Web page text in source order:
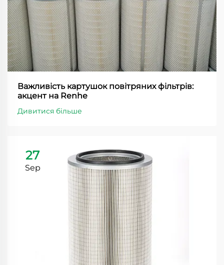
Важливість картушок повітряних фільтрів:
акцент на Renhe
Дивитися більше
27
Sep